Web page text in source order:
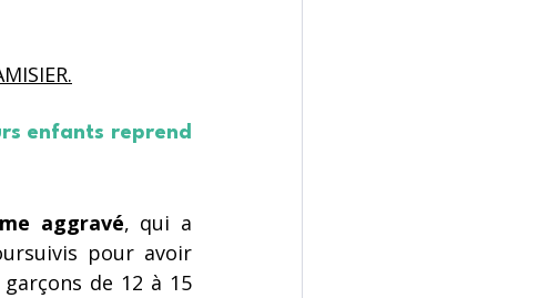
enfants reprend
aggravé, qui a
garçons de 12 à 15